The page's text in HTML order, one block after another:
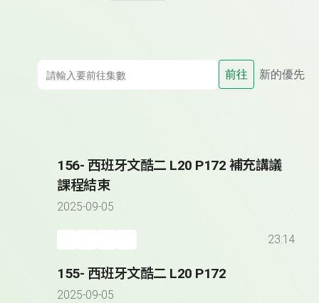
前往 新的優先
156- 西班牙文酷二 L20 P172 補充講議
課程結束
2025-09-05
23:14
155- 西班牙文酷二 L20 P172
2025-09-05